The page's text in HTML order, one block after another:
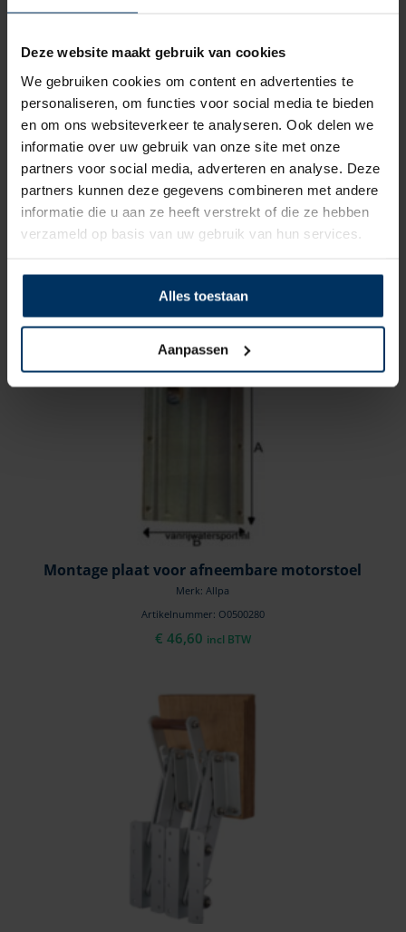
Deze website maakt gebruik van cookies
We gebruiken cookies om content en advertenties te
personaliseren, om functies voor social media te bieden
en om ons websiteverkeer te analyseren. Ook delen we
informatie over uw gebruik van onze site met onze
partners voor social media, adverteren en analyse. Deze
partners kunnen deze gegevens combineren met andere
informatie die u aan ze heeft verstrekt of die ze hebben
verzameld op basis van uw gebruik van hun services.
Alles toestaan
Aanpassen
Klapbare motorstoel RVS tot 30 kg
Merk: Allpa
Artikelnummer: 9069860
Montage plaat voor afneembare motorstoel
Merk: Allpa
Artikelnummer: O0500280
€ 46,60 incl BTW